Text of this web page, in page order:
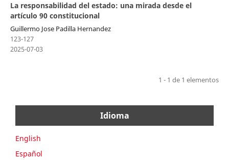
La responsabilidad del estado: una mirada desde el
artículo 90 constitucional
Guillermo Jose Padilla Hernandez
123-127
2025-07-03
1 - 1 de 1 elementos
Idioma
English
Español